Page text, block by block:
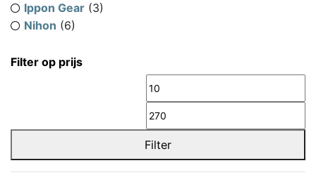
Ippon Gear (3)
Nihon (6)
Filter op prijs
Min.
Filter